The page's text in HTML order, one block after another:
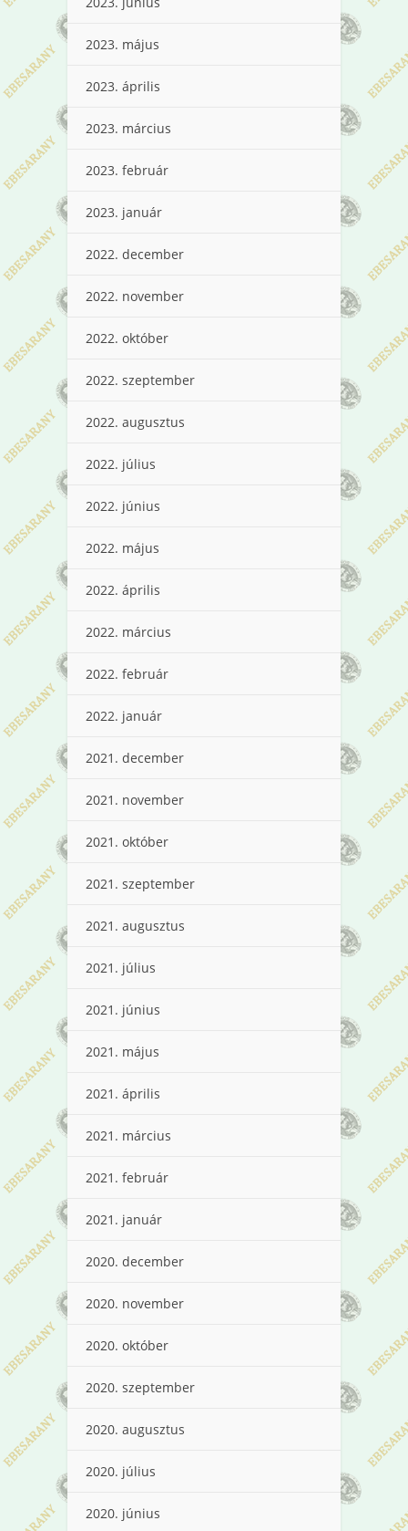
2023. május
2023. április
2023. március
2023. február
2023. január
2022. december
2022. november
2022. október
2022. szeptember
2022. augusztus
2022. július
2022. június
2022. május
2022. április
2022. március
2022. február
2022. január
2021. december
2021. november
2021. október
2021. szeptember
2021. augusztus
2021. július
2021. június
2021. május
2021. április
2021. március
2021. február
2021. január
2020. december
2020. november
2020. október
2020. szeptember
2020. augusztus
2020. július
2020. június